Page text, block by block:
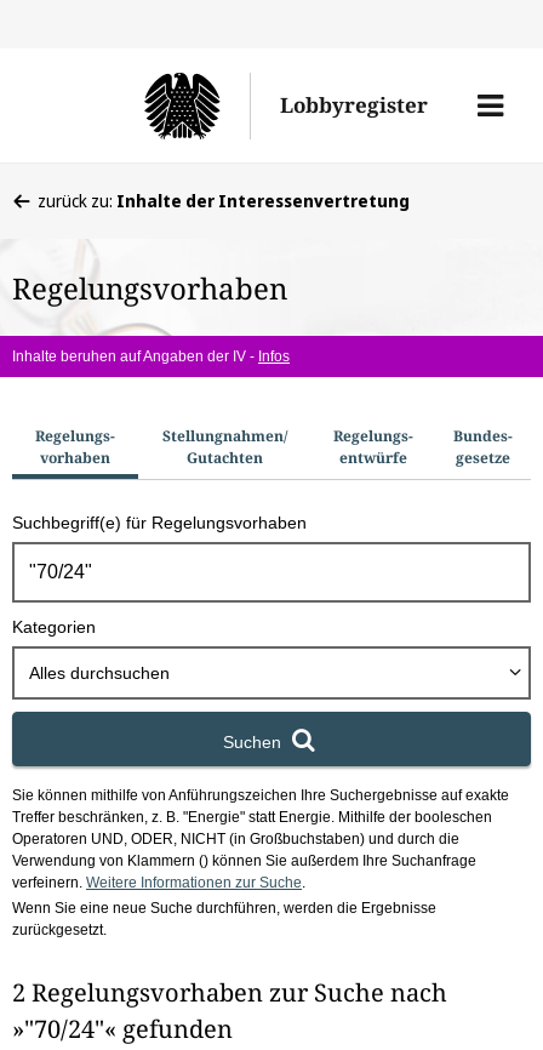
den
Lobbyregister
Menü
befinden
hier:
zurück zu: Inhalte der Interessenvertretung
Regelungsvorhaben
Inhalte beruhen auf Angaben der IV - Infos
u
c
h
o
Regelungs­
vorhaben
Stellungnahmen/​
Gutachten
Regelungs­
entwürfe
Bundes­
gesetze
Suchbegriff(e) für Regelungsvorhaben
Kategorien
Alles durchsuchen
Suchen
Sie können mithilfe von Anführungszeichen Ihre Suchergebnisse auf exakte
Treffer beschränken, z. B. "Energie" statt Energie. Mithilfe der booleschen
Operatoren UND, ODER, NICHT (in Großbuchstaben) und durch die
Verwendung von Klammern () können Sie außerdem Ihre Suchanfrage
verfeinern. Weitere Informationen zur Suche
Wenn Sie eine neue Suche durchführen, werden die Ergebnisse
zurückgesetzt.
2 Regelungsvorhaben zur Suche nach
»"70/24"« gefunden